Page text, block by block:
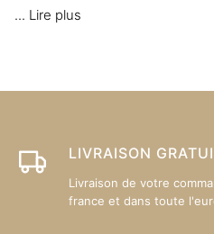
... Lire plus
LIVRAISON
Livraison de votre
france et dans toute